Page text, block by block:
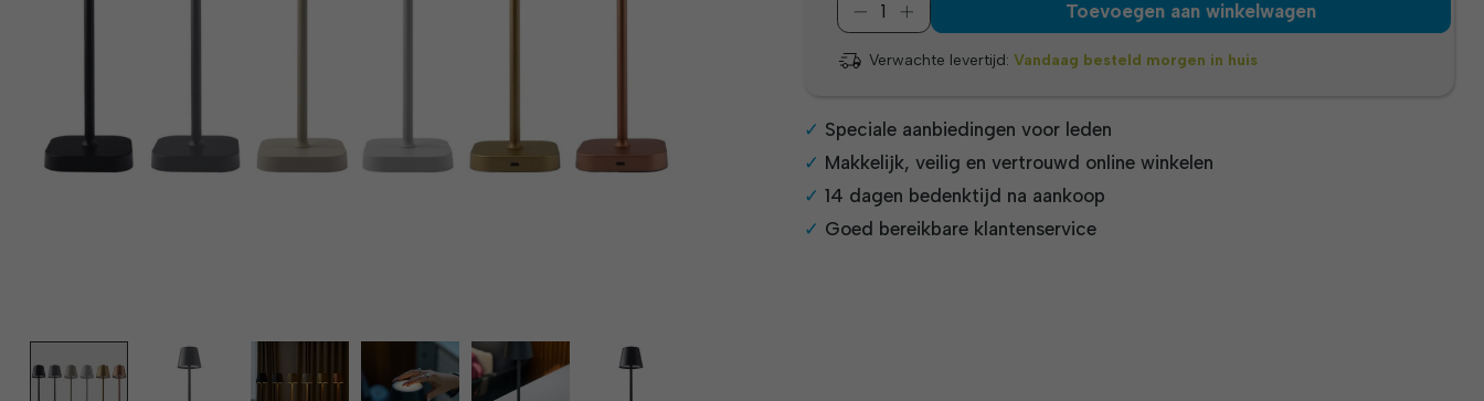
Toevoegen aan winkelwagen
Verwachte levertijd: Vandaag besteld morgen in huis
Speciale aanbiedingen voor leden
Makkelijk, veilig en vertrouwd online winkelen
14 dagen bedenktijd na aankoop
Goed bereikbare klantenservice